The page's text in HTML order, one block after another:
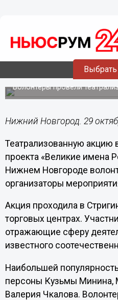
29.10.201813:33
Нижегородцы
и бороду Минина
Волонтеры провели
Нижний Новгород. 29
Театрализованную акцию
проекта «Великие имена
Нижнем Новгороде
организаторы
Акция проходила в
торговых центрах.
отражающие сферу
известного
Наибольшей
персоны Кузьмы Минина,
Валерия Чкалова.